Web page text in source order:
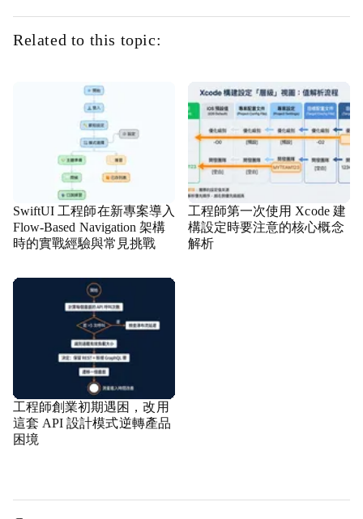
Related to this topic:
SwiftUI 工程師在新專案導入
Flow-Based Navigation 架構
時的實戰經驗與常見挑戰
工程師第一次使用 Xcode 建
構設定時要注意的核心概念
解析
工程師創業初期遇困，改用
這套 API 設計模式逆轉產品
困境